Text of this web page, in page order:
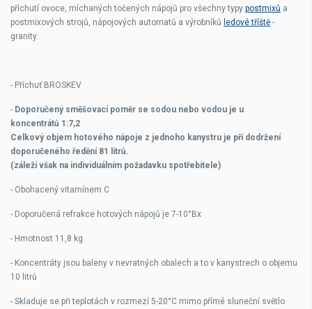
příchutí ovoce, míchaných točených nápojů pro všechny typy postmixů a
postmixových strojů, nápojových automatů a výrobníků ledové tříště -
granity.
- Příchuť BROSKEV
- Doporučený směšovací poměr se sodou nebo vodou je u
koncentrátů 1:7,2
Celkový objem hotového nápoje z jednoho kanystru je při dodržení
doporučeného ředění 81 litrů.
(záleží však na individuálním požadavku spotřebitele)
- Obohacený vitamínem C
- Doporučená refrakce hotových nápojů je 7-10°Bx
- Hmotnost 11,8 kg
- Koncentráty jsou baleny v nevratných obalech a to v kanystrech o objemu
10 litrů
- Skladuje se při teplotách v rozmezí 5-20°C mimo přímé sluneční světlo